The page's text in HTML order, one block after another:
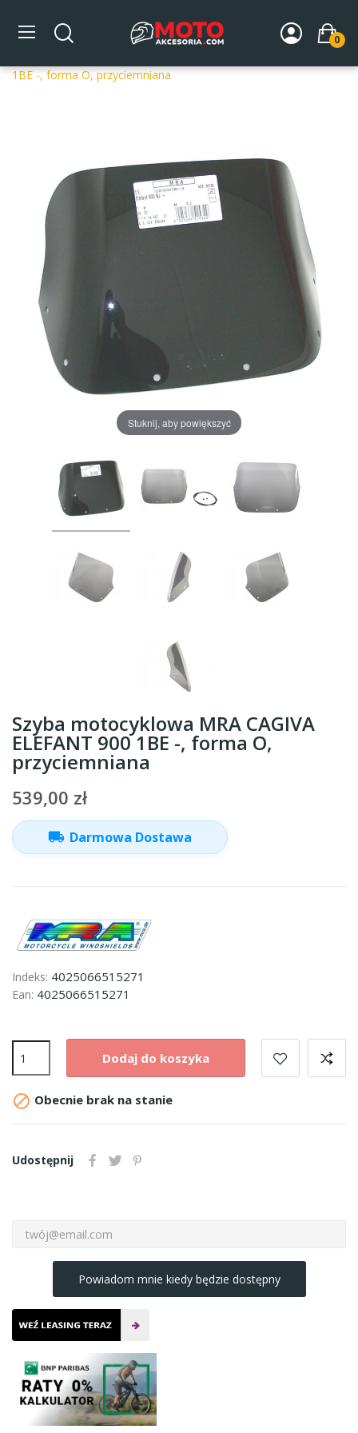
0
Strona główna DLA MOTOCYKLA Szyby
Szyby
1BE -, forma O, przyciemniana
Stuknij, aby powiększyć
Szyba motocyklowa MRA CAGIVA
ELEFANT 900 1BE -, forma O,
przyciemniana
539,00 zł
local_shipping Darmowa Dostawa
Indeks: 4025066515271
Ean: 4025066515271
Dodaj do koszyka
 Obecnie brak na stanie
Udostępnij
Powiadom mnie kiedy będzie dostępny